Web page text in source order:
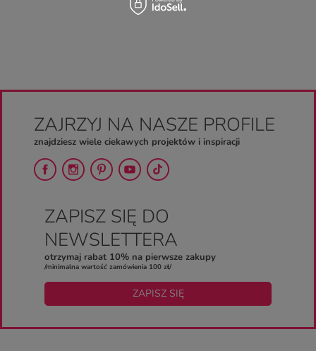
ZAJRZYJ NA NASZE PROFILE
znajdziesz wiele ciekawych projektów i inspiracji
ZAPISZ SIĘ DO
NEWSLETTERA
otrzymaj rabat 10% na pierwsze zakupy
/minimalna wartość zamówienia 100 zł/
ZAPISZ SIĘ